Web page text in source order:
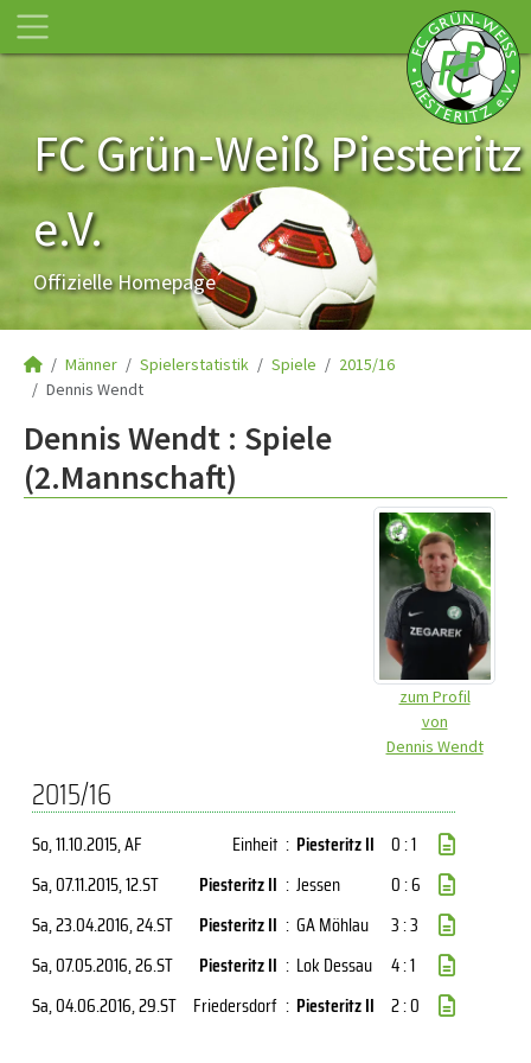
FC Grün-Weiß Piesteritz
e.V.
Offizielle Homepage
Männer Spielerstatistik Spiele
2015/16
Dennis Wendt
Dennis Wendt : Spiele
(2.Mannschaft)
zum Profil
von
Dennis Wendt
2015/16
So, 11.10.2015, AF Einheit : Piesteritz II 0 : 1
Sa, 07.11.2015, 12.ST Piesteritz II : Jessen
0 : 6
Sa, 23.04.2016, 24.ST Piesteritz II : GA Möhlau
3 : 3
Sa, 07.05.2016, 26.ST Piesteritz II : Lok Dessau
4 : 1
Sa, 04.06.2016, 29.ST Friedersdorf : Piesteritz II 2 : 0